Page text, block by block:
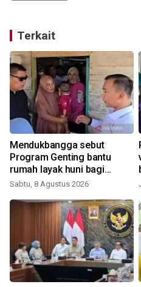
Terkait
Mendukbangga sebut
Program Genting bantu
rumah layak huni bagi
keluarga stunting
Sabtu, 8 Agustus 2026